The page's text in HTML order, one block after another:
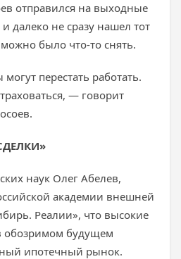
отправился на выходные
далеко не сразу нашел тот
было что-то снять.
перестать работать.
— говорит
наук Олег Абелев,
академии внешней
Реалии», что высокие
обозримом будущем
ипотечный рынок.